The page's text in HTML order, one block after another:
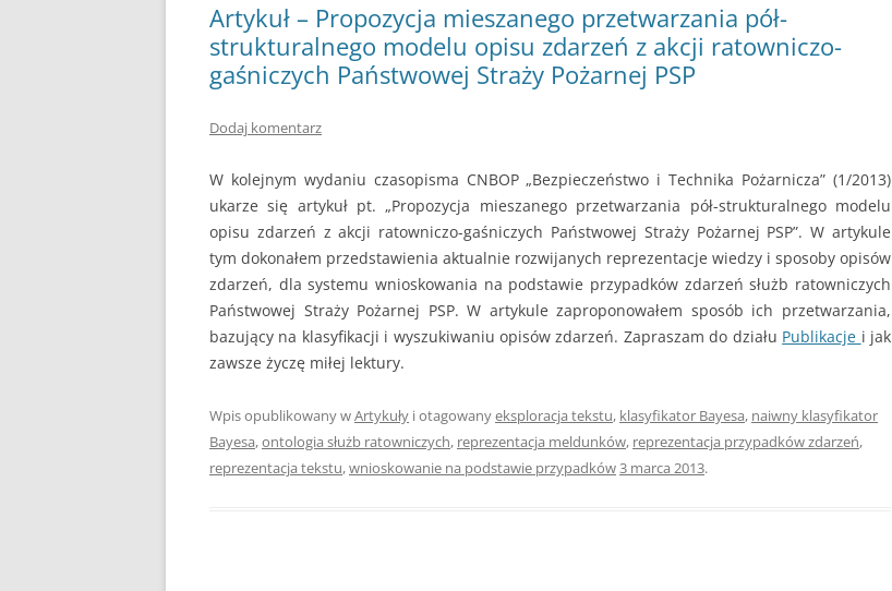
Artykuł – Propozycja mieszanego przetwarzania pół-
strukturalnego modelu opisu zdarzeń z akcji ratowniczo-
gaśniczych Państwowej Straży Pożarnej PSP
Dodaj komentarz
W kolejnym wydaniu czasopisma CNBOP „Bezpieczeństwo i Technika Pożarnicza” (1/2013)
ukarze się artykuł pt. „Propozycja mieszanego przetwarzania pół-strukturalnego modelu
opisu zdarzeń z akcji ratowniczo-gaśniczych Państwowej Straży Pożarnej PSP”. W artykule
tym dokonałem przedstawienia aktualnie rozwijanych reprezentacje wiedzy i sposoby opisów
zdarzeń, dla systemu wnioskowania na podstawie przypadków zdarzeń służb ratowniczych
Państwowej Straży Pożarnej PSP. W artykule zaproponowałem sposób ich przetwarzania,
bazujący na klasyfikacji i wyszukiwaniu opisów zdarzeń. Zapraszam do działu Publikacje i jak
zawsze życzę miłej lektury.
Wpis opublikowany wArtykuły i otagowanyeksploracja tekstu, klasyfikator Bayesa, naiwny klasyfikator
Bayesa,ontologia służb ratowniczych, reprezentacja meldunków, reprezentacja przypadków zdarzeń,
reprezentacja tekstu,wnioskowanie na podstawie przypadków3 marca 2013.